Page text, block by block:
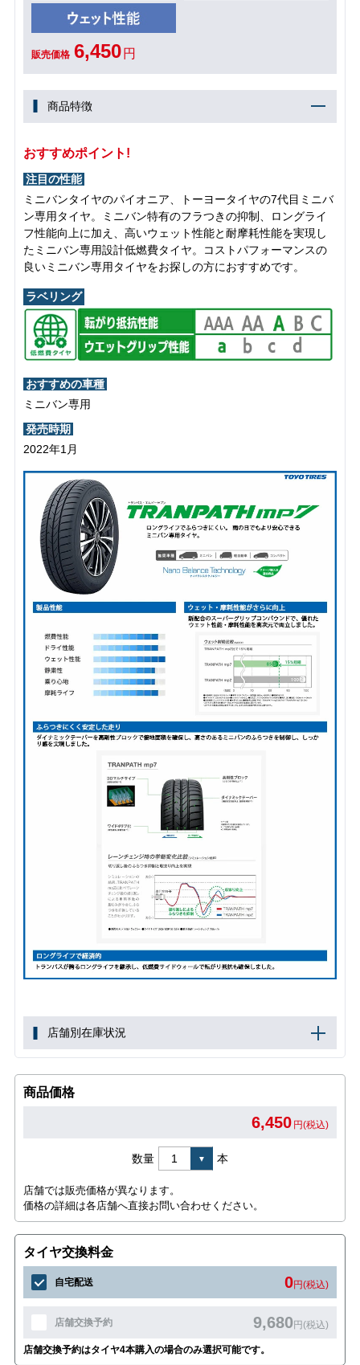
販売価格 6,450 円
商品特徴
おすすめポイント!
注目の性能
ミニバンタイヤのパイオニア、トーヨータイヤの7代目ミニバ
ン専用タイヤ。ミニバン特有のフラつきの抑制、ロングライ
フ性能向上に加え、高いウェット性能と耐摩耗性能を実現し
たミニバン専用設計低燃費タイヤ。コストパフォーマンスの
良いミニバン専用タイヤをお探しの方におすすめです。
ラベリング
おすすめの車種
ミニバン専用
発売時期
2022年1月
店舗別在庫状況
商品価格
6,450 円(税込)
数量 本
店舗では販売価格が異なります。
価格の詳細は各店舗へ直接お問い合わせください。
タイヤ交換料金
自宅配送 0円(税込)
店舗交換予約 9,680円(税込)
店舗交換予約はタイヤ4本購入の場合のみ選択可能です。